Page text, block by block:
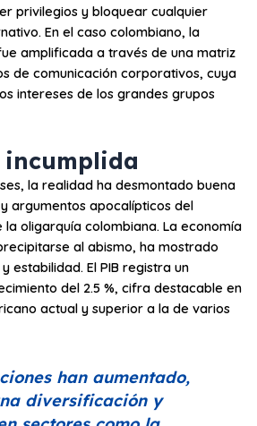
privilegios y bloquear cualquier
En el caso colombiano, la
amplificada a través de una matriz
de comunicación corporativos, cuya
intereses de los grandes grupos
la realidad ha desmontado buena
argumentos apocalípticos del
oligarquía colombiana. La economía
al abismo, ha mostrado
estabilidad. El PIB registra un
del 2.5 %, cifra destacable en
actual y superior a la de varios
han aumentado,
diversificación y